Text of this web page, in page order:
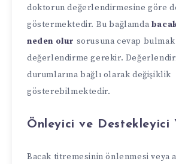
doktorun değerlendirmesine göre
göstermektedir. Bu bağlamda
neden olur sorusuna cevap
değerlendirme gerekir.
durumlarına bağlı olarak değişiklik
gösterebilmektedir.
Önleyici ve Destekleyici
Bacak titremesinin önlenmesi veya